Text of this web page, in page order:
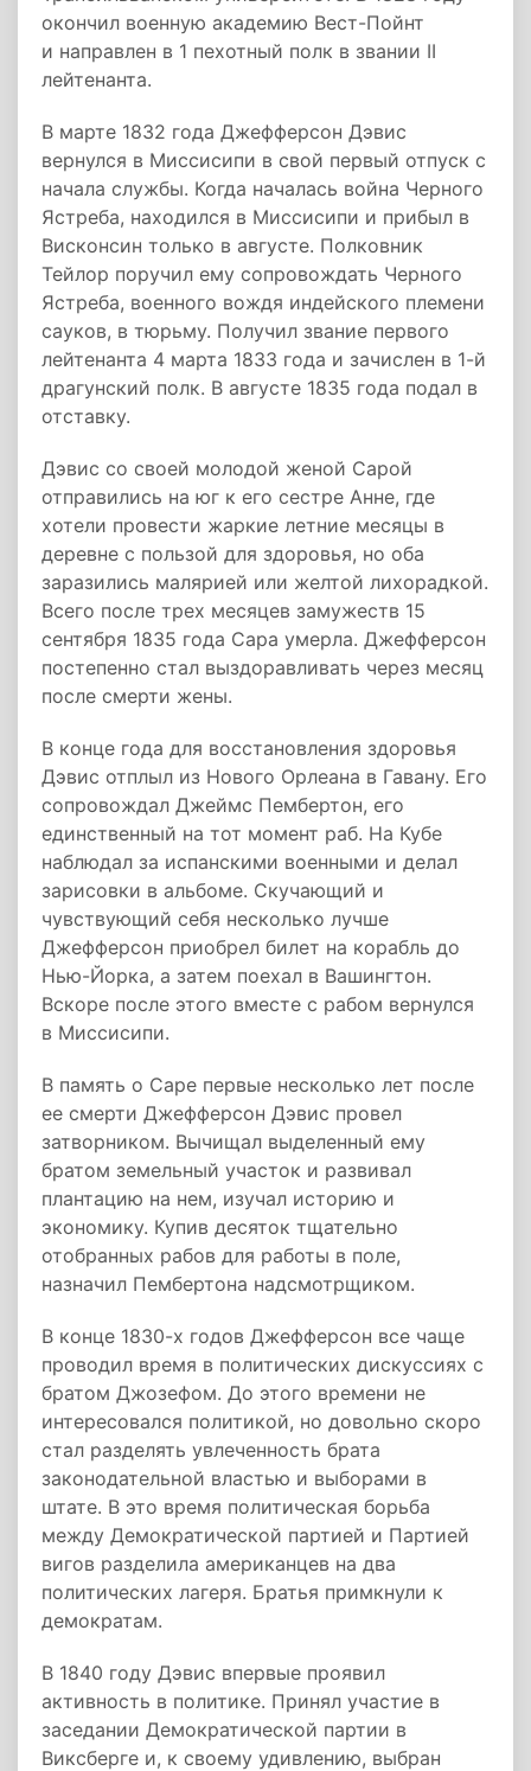
окончил военную академию Вест-Пойнт
и направлен в 1 пехотный полк в звании II
лейтенанта.
В марте 1832 года Джефферсон Дэвис
вернулся в Миссисипи в свой первый отпуск с
начала службы. Когда началась война Черного
Ястреба, находился в Миссисипи и прибыл в
Висконсин только в августе. Полковник
Тейлор поручил ему сопровождать Черного
Ястреба, военного вождя индейского племени
сауков, в тюрьму. Получил звание первого
лейтенанта 4 марта 1833 года и зачислен в 1-й
драгунский полк. В августе 1835 года подал в
отставку.
Дэвис со своей молодой женой Сарой
отправились на юг к его сестре Анне, где
хотели провести жаркие летние месяцы в
деревне с пользой для здоровья, но оба
заразились малярией или желтой лихорадкой.
Всего после трех месяцев замужеств 15
сентября 1835 года Сара умерла. Джефферсон
постепенно стал выздоравливать через месяц
после смерти жены.
В конце года для восстановления здоровья
Дэвис отплыл из Нового Орлеана в Гавану. Его
сопровождал Джеймс Пембертон, его
единственный на тот момент раб. На Кубе
наблюдал за испанскими военными и делал
зарисовки в альбоме. Скучающий и
чувствующий себя несколько лучше
Джефферсон приобрел билет на корабль до
Нью-Йорка, а затем поехал в Вашингтон.
Вскоре после этого вместе с рабом вернулся
в Миссисипи.
В память о Саре первые несколько лет после
ее смерти Джефферсон Дэвис провел
затворником. Вычищал выделенный ему
братом земельный участок и развивал
плантацию на нем, изучал историю и
экономику. Купив десяток тщательно
отобранных рабов для работы в поле,
назначил Пембертона надсмотрщиком.
В конце 1830-х годов Джефферсон все чаще
проводил время в политических дискуссиях с
братом Джозефом. До этого времени не
интересовался политикой, но довольно скоро
стал разделять увлеченность брата
законодательной властью и выборами в
штате. В это время политическая борьба
между Демократической партией и Партией
вигов разделила американцев на два
политических лагеря. Братья примкнули к
демократам.
В 1840 году Дэвис впервые проявил
активность в политике. Принял участие в
заседании Демократической партии в
Виксберге и, к своему удивлению, выбран